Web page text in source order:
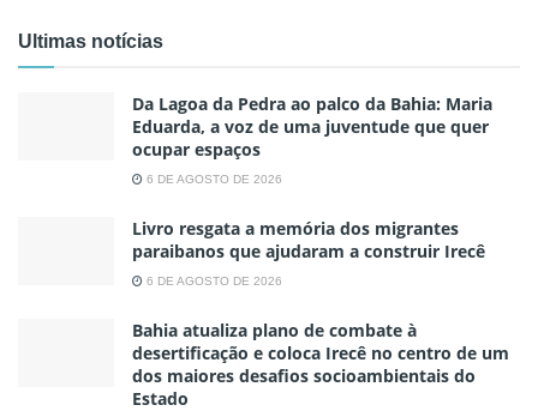
Ultimas notícias
Da Lagoa da Pedra ao palco da Bahia: Maria
Eduarda, a voz de uma juventude que quer
ocupar espaços
6 DE AGOSTO DE 2026
Livro resgata a memória dos migrantes
paraibanos que ajudaram a construir Irecê
6 DE AGOSTO DE 2026
Bahia atualiza plano de combate à
desertificação e coloca Irecê no centro de um
dos maiores desafios socioambientais do
Estado